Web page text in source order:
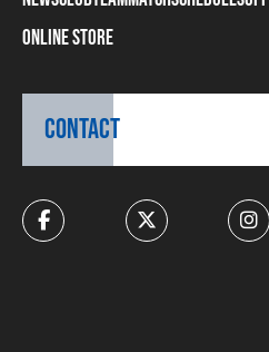
ONLINE STORE
CONTACT